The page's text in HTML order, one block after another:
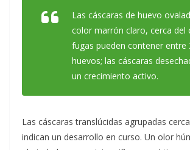
Las cáscaras de huevo
color marrón claro, cerca del
fugas pueden contener entre
huevos; las cáscaras
un crecimiento activo.
Las cáscaras translúcidas agrupadas
indican un desarrollo en curso. Un olor